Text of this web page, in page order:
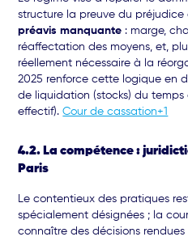
structure la preuve du
préavis manquante : marge,
réaffectation des moyens, et,
réellement nécessaire à la
2025 renforce cette logique en
de liquidation (stocks) du
effectif).Cour de cassation+1
4.2. La compétence :
Paris
Le contentieux des pratiques
spécialement désignées ; la
connaître des décisions